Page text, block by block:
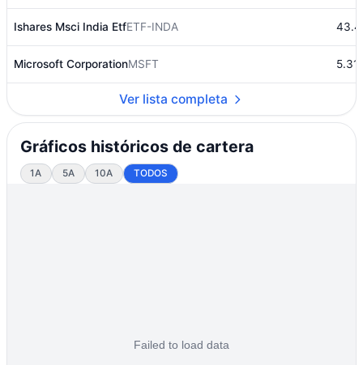
Ishares Msci India EtfETF-INDA
Microsoft CorporationMSFT
Ver lista completa
Gráficos históricos de cartera
1A 5A 10A TODOS